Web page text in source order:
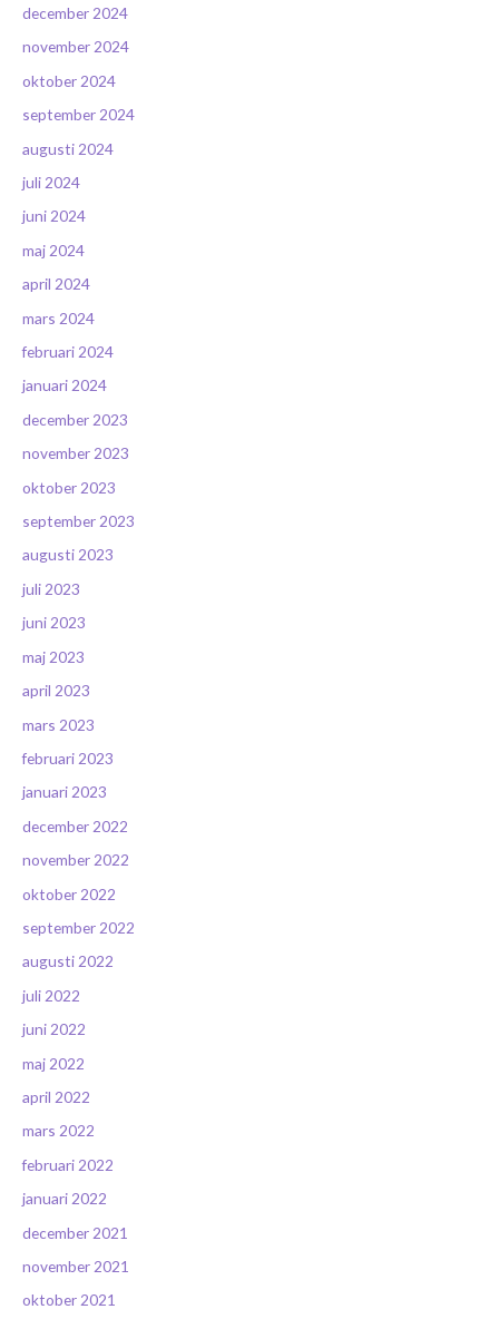
december 2024
november 2024
oktober 2024
september 2024
augusti 2024
juli 2024
juni 2024
maj 2024
april 2024
mars 2024
februari 2024
januari 2024
december 2023
november 2023
oktober 2023
september 2023
augusti 2023
juli 2023
juni 2023
maj 2023
april 2023
mars 2023
februari 2023
januari 2023
december 2022
november 2022
oktober 2022
september 2022
augusti 2022
juli 2022
juni 2022
maj 2022
april 2022
mars 2022
februari 2022
januari 2022
december 2021
november 2021
oktober 2021